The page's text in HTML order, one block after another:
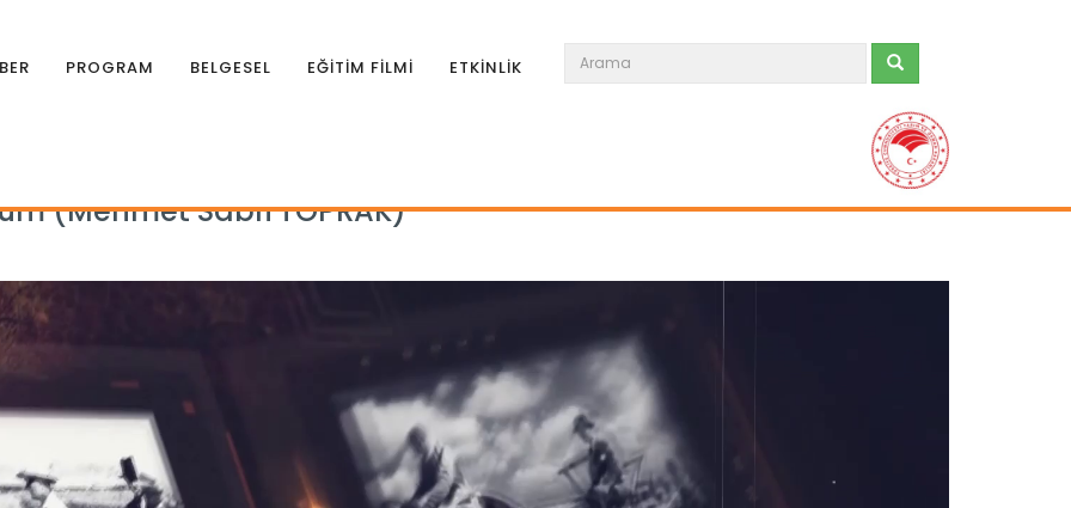
PROGRAM BELGESEL EĞİTİM FİLMİ ETKİNLİK
(Mehmet Sabri TOPRAK)